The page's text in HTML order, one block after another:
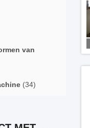
van
(34)